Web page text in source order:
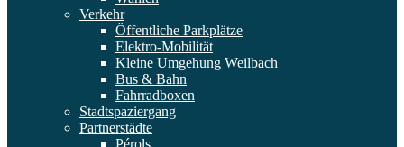
Verkehr
Öffentliche Parkplätze
Elektro-Mobilität
Kleine Umgehung Weilbach
Bus & Bahn
Fahrradboxen
Stadtspaziergang
Partnerstädte
Pérols